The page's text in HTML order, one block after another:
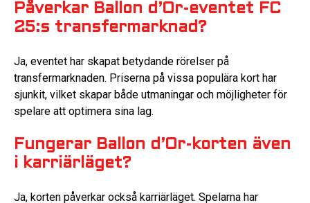
Påverkar Ballon d’Or-eventet FC
25:s transfermarknad?
Ja, eventet har skapat betydande rörelser på
transfermarknaden. Priserna på vissa populära kort har
sjunkit, vilket skapar både utmaningar och möjligheter för
spelare att optimera sina lag.
Fungerar Ballon d’Or-korten även
i karriärläget?
Ja, korten påverkar också karriärläget. Spelarna har